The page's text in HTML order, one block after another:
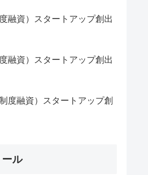
融資）スタートアップ創出
融資）スタートアップ創出
度融資）スタートアップ創
ル